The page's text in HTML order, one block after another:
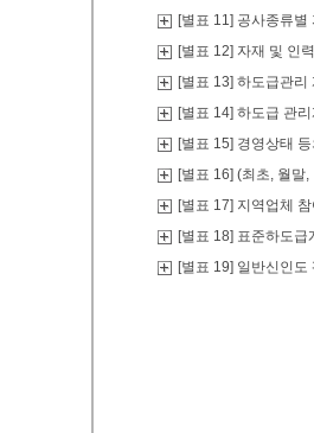
[별표 11] 공사종류
[별표 12] 자재 및 인
[별표 13] 하도급관
[별표 14] 하도급 관
[별표 15] 경영상태
[별표 16] (최초, 월
[별표 17] 지역업체
[별표 18] 표준하도
[별표 19] 일반신인